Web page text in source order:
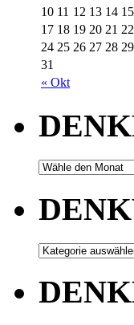
« Okt
10 11 12 13 14 15
17 18 19 20 21 22
24 25 26 27 28 29
31